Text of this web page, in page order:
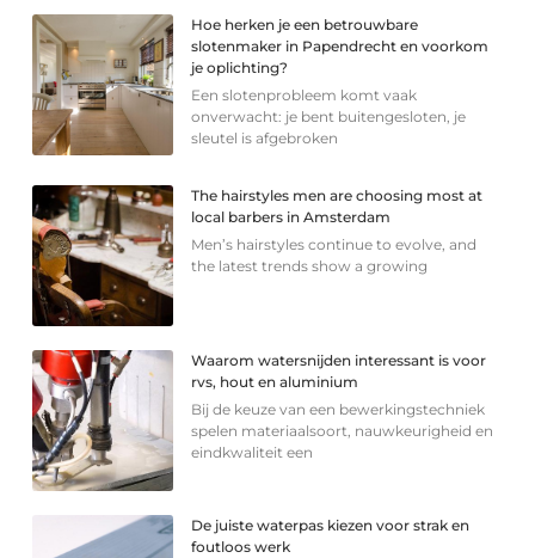
Hoe herken je een betrouwbare
slotenmaker in Papendrecht en voorkom
je oplichting?
Een slotenprobleem komt vaak
onverwacht: je bent buitengesloten, je
sleutel is afgebroken
The hairstyles men are choosing most at
local barbers in Amsterdam
Men’s hairstyles continue to evolve, and
the latest trends show a growing
Waarom watersnijden interessant is voor
rvs, hout en aluminium
Bij de keuze van een bewerkingstechniek
spelen materiaalsoort, nauwkeurigheid en
eindkwaliteit een
De juiste waterpas kiezen voor strak en
foutloos werk